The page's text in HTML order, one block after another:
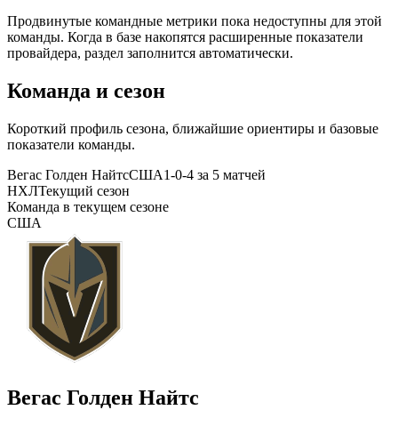
Продвинутые командные метрики пока недоступны для этой
команды. Когда в базе накопятся расширенные показатели
провайдера, раздел заполнится автоматически.
Команда и сезон
Короткий профиль сезона, ближайшие ориентиры и базовые
показатели команды.
Вегас Голден НайтсСША1-0-4 за 5 матчей
НХЛТекущий сезон
Команда в текущем сезоне
США
Вегас Голден Найтс